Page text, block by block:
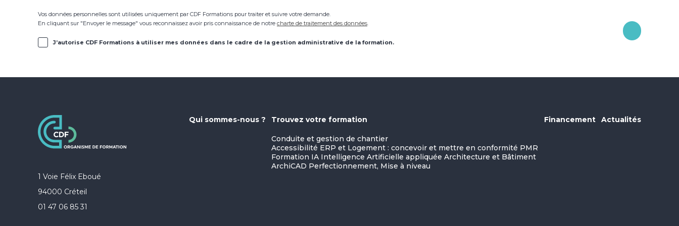
Vos données personnelles sont utilisées uniquement par CDF Formations pour traiter et suivre votre demande.
En cliquant sur "Envoyer le message" vous reconnaissez avoir pris connaissance de notre charte de traitement des données.
J’autorise CDF Formations à utiliser mes données dans le cadre de la gestion administrative de la formation.
1 Voie Félix Eboué
94000 Créteil
01 47 06 85 31
Qui sommes-nous ? Trouvez votre formation
Conduite et gestion de chantier
Accessibilité ERP et Logement : concevoir et mettre en conformité PMR
Formation IA Intelligence Artificielle appliquée Architecture et Bâtiment
ArchiCAD Perfectionnement, Mise à niveau
Financement Actualités